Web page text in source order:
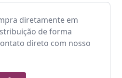
diretamente em
de forma
direto com nosso